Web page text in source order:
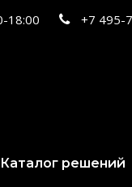
18:00 +7 495-
Каталог решений